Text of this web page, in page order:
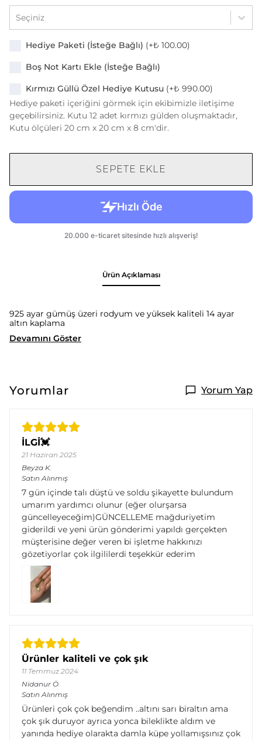
Seçiniz
Hediye Paketi (İsteğe Bağlı) (+₺ 100.00)
Boş Not Kartı Ekle (İsteğe Bağlı)
Kırmızı Güllü Özel Hediye Kutusu (+₺ 990.00)
Hediye paketi içeriğini görmek için ekibimizle iletişime
geçebilirsiniz. Kutu 12 adet kırmızı gülden oluşmaktadır,
Kutu ölçüleri 20 cm x 20 cm x 8 cm'dir.
SEPETE EKLE
Ürün Açıklaması
925 ayar gümüş üzeri rodyum ve yüksek kaliteli 14 ayar
altın kaplama
Devamını Göster
Yorumlar Yorum Yap
İLGİ💓
21 Haziran 2025
Beyza K.
Satın Alınmış
7 gün içinde talı düştü ve soldu şikayette bulundum
umarım yardımcı olunur (eğer olurşarsa
güncelleyeceğim)GÜNCELLEME mağduriyetim
giderildi ve yeni ürün gönderimi yapıldı gerçekten
müşterisine değer veren bi işletme hakkınızı
gözetiyorlar çok ilgililerdi teşekkür ederim
Ürünler kaliteli ve çok şık
11 Temmuz 2024
Nidanur Ö.
Satın Alınmış
Ürünleri çok çok beğendim ..altını sarı biraltın ama
çok şık duruyor ayrıca yonca bileklikte aldım ve
yanında hediye olarakta damla küpe yollamışsınız çok